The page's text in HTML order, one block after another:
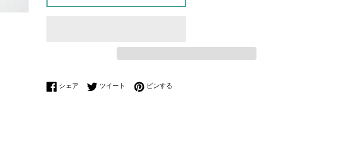
シェア Facebookでシェアする
ツイート Twitterに投稿する
ピンする